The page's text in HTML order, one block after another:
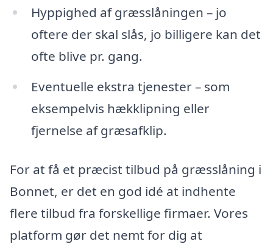
Hyppighed af græsslåningen – jo
oftere der skal slås, jo billigere kan det
ofte blive pr. gang.
Eventuelle ekstra tjenester – som
eksempelvis hækklipning eller
fjernelse af græsafklip.
For at få et præcist tilbud på græsslåning i
Bonnet, er det en god idé at indhente
flere tilbud fra forskellige firmaer. Vores
platform gør det nemt for dig at